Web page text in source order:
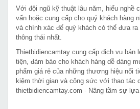
Với đội ngũ kỹ thuật lâu năm, hiểu nghề
vấn hoặc cung cấp cho quý khách hàng
và chính xác để quý khách có thể đưa ra
thông thái nhất.
Thietbidiencamtay cung cấp dịch vụ bán
tiện, đảm bảo cho khách hàng dễ dàng
phẩm giá rẻ của những thương hiệu nổi
kiệm thời gian và công sức với thao tác
thietbidiencamtay.com - Nâng tầm sự lựa